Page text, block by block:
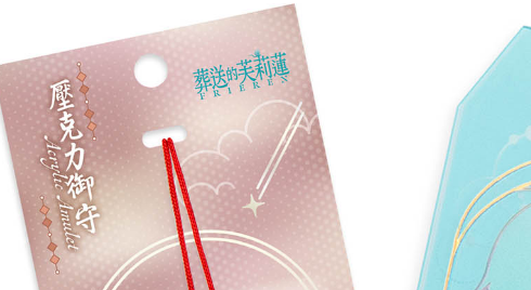
7-11取貨付款
每筆NT$65，滿
付款後7-11取貨
每筆NT$65，滿
宅配-木棉花樂園
每筆NT$100，
宅配-離島(澎湖/